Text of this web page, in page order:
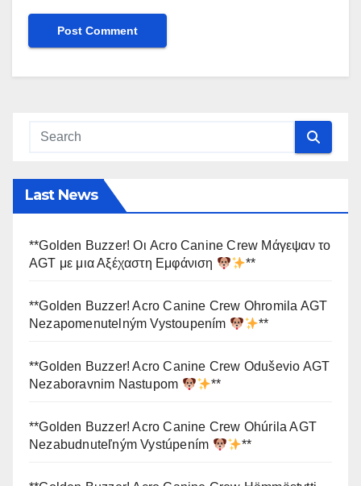
Last News
**Golden Buzzer! Οι Acro Canine Crew Μάγεψαν το
AGT με μια Αξέχαστη Εμφάνιση
**
**Golden Buzzer! Acro Canine Crew Ohromila AGT
Nezapomenutelným Vystoupením
**
**Golden Buzzer! Acro Canine Crew Oduševio AGT
Nezaboravnim Nastupom
**
**Golden Buzzer! Acro Canine Crew Ohúrila AGT
Nezabudnuteľným Vystúpením
**